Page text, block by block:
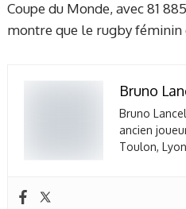
Coupe du Monde, avec 81
montre que le rugby féminin
Bruno
Bruno
ancien
Toulon,